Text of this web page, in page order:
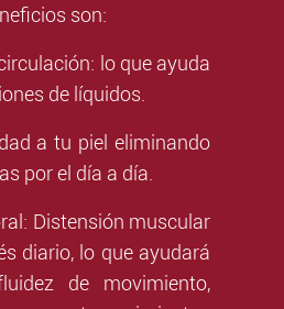
son:
lo que ayuda
de líquidos.
a tu piel eliminando
por el día a día.
Distensión muscular
diario, lo que ayudará
de movimiento,